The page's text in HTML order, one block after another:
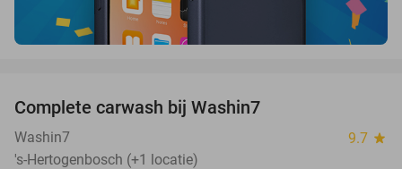
Complete carwash bij Washin7
Washin7 9.7 star
's-Hertogenbosch (+1 locatie)